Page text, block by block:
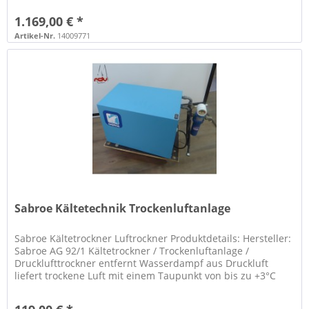
1.169,00 € *
Artikel-Nr. 14009771
Sabroe Kältetechnik Trockenluftanlage
Sabroe Kältetrockner Luftrockner Produktdetails: Hersteller:
Sabroe AG 92/1 Kältetrockner / Trockenluftanlage /
Drucklufttrockner entfernt Wasserdampf aus Druckluft
liefert trockene Luft mit einem Taupunkt von bis zu +3°C